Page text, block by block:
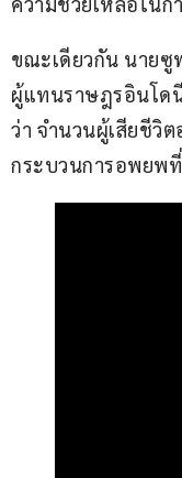
ขณะเดียวกัน นายซู
ผู้แทนราษฎรอินโด
ว่า จำนวนผู้เสียชีวิ
กระบวนการอพยพ